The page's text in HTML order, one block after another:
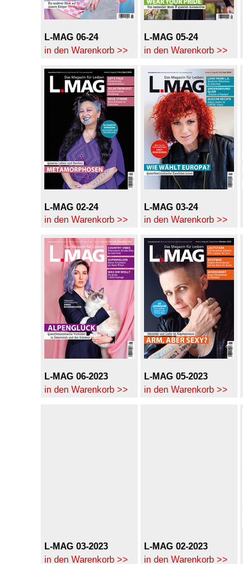
L-MAG 06-24
in den Warenkorb >>
L-MAG 05-24
in den Warenkorb >>
L-MAG 02-24
in den Warenkorb >>
L-MAG 03-24
in den Warenkorb >>
L-MAG 06-2023
in den Warenkorb >>
L-MAG 05-2023
in den Warenkorb >>
L-MAG 03-2023
in den Warenkorb >>
L-MAG 02-2023
in den Warenkorb >>